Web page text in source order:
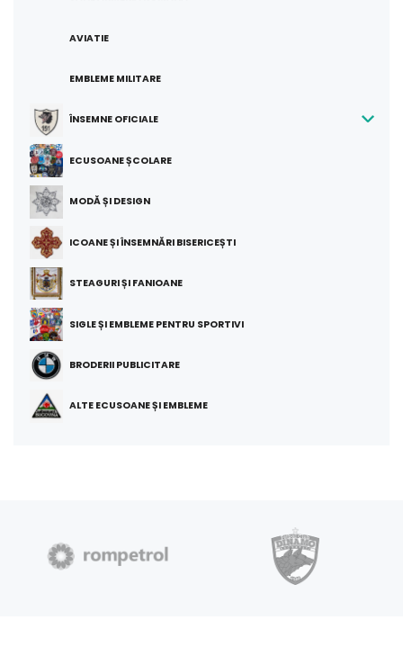
AVIATIE
EMBLEME MILITARE
ÎNSEMNE OFICIALE
ECUSOANE ȘCOLARE
MODĂ ȘI DESIGN
ICOANE ȘI ÎNSEMNĂRI BISERICEȘTI
STEAGURI ȘI FANIOANE
SIGLE ȘI EMBLEME PENTRU SPORTIVI
BRODERII PUBLICITARE
ALTE ECUSOANE ȘI EMBLEME